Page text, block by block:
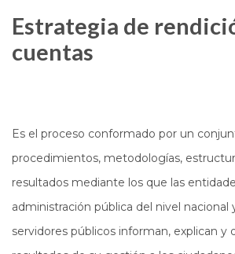
Estrategia de rendición de
cuentas
Es el proceso conformado por un
procedimientos, metodologías,
resultados mediante los que las
administración pública del nivel nacional
servidores públicos informan, explican y